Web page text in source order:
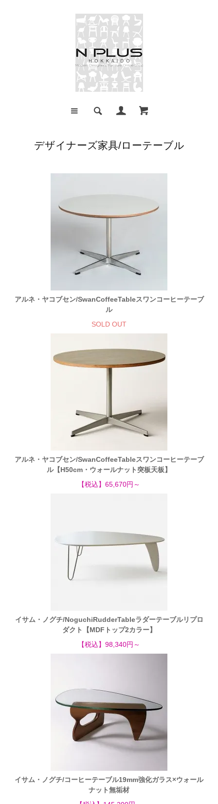
デザイナーズ家具/ローテーブル
アルネ・ヤコブセン/SwanCoffeeTableスワンコーヒーテーブ
ル
SOLD OUT
アルネ・ヤコブセン/SwanCoffeeTableスワンコーヒーテーブ
ル【H50cm・ウォールナット突板天板】
【税込】65,670円～
イサム・ノグチ/NoguchiRudderTableラダーテーブルリプロ
ダクト【MDFトップ2カラー】
【税込】98,340円～
イサム・ノグチ/コーヒーテーブル19mm強化ガラス×ウォール
ナット無垢材